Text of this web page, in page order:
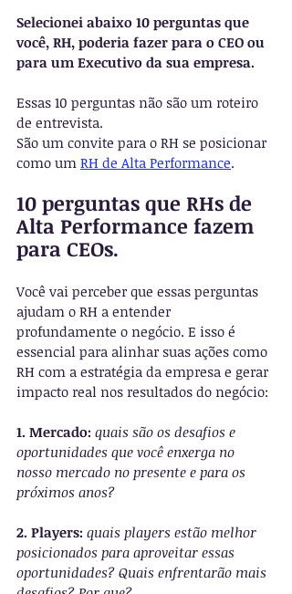
Selecionei abaixo 10 perguntas que
você, RH, poderia fazer para o CEO ou
para um Executivo da sua empresa.
Essas 10 perguntas não são um roteiro
de entrevista.
São um convite para o RH se posicionar
como um RH de Alta Performance.
10 perguntas que RHs de
Alta Performance fazem
para CEOs.
Você vai perceber que essas perguntas
ajudam o RH a entender
profundamente o negócio. E isso é
essencial para alinhar suas ações como
RH com a estratégia da empresa e gerar
impacto real nos resultados do negócio:
1. Mercado: quais são os desafios e
oportunidades que você enxerga no
nosso mercado no presente e para os
próximos anos?
2. Players: quais players estão melhor
posicionados para aproveitar essas
oportunidades? Quais enfrentarão mais